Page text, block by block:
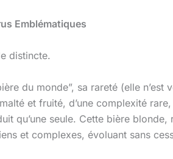
Emblématiques
distincte.
du monde”, sa rareté (elle
et fruité, d’une complexité
qu’une seule. Cette bière
et complexes, évoluant sans